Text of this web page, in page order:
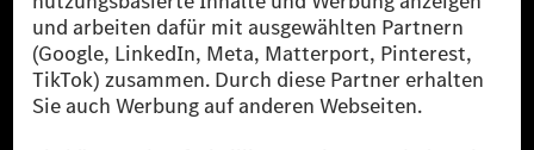
[2] Renewable Charging ist ein integraler Bestandteil von MB.CHARGE
Public in Europa, den USA, Kanada und China. Sofern an der jeweiligen
Ladestation noch kein Strom aus erneuerbaren Energien vorliegt,
verwendet Renewable Charging Grünstromzertifikate*. Diese stellen
sicher, dass für Ladevorgänge über MB.CHARGE Public eine äquivalente
Strommenge aus erneuerbaren Energien ins Stromnetz eingespeist wird.